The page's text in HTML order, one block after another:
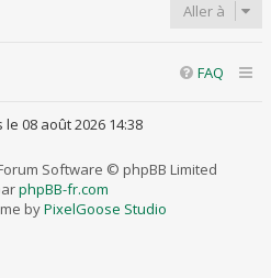
Aller à
FAQ
08 août 2026 14:38
Software © phpBB Limited
phpBB-fr.com
byPixelGoose Studio